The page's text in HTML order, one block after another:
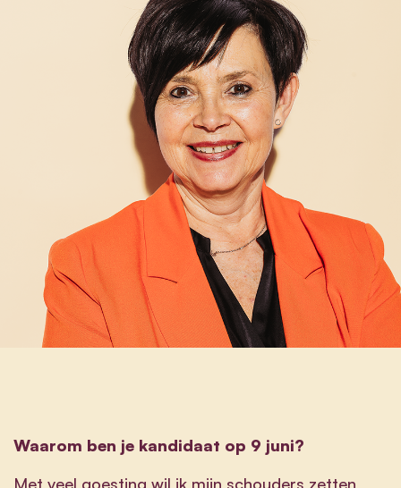
Waarom ben je kandidaat op 9 juni?
Met veel goesting wil ik mijn schouders zetten